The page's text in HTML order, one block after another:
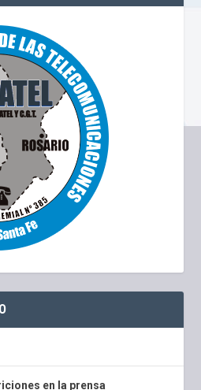
en la prensa